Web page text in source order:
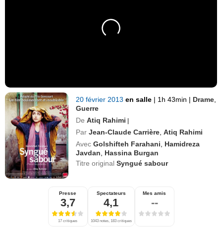
20 février 2013en salle | 1h 43min | Drame
Guerre
De Atiq Rahimi |
Par Jean-Claude Carrière ,Atiq Rahimi
Avec Golshifteh Farahani
Hamidreza
Javdan
Hassina Burgan
Titre originalSyngué sabour
Presse
3,7
17 critiques
Spectateurs
4,1
1043 notes, 183 critiques
Mes amis
--